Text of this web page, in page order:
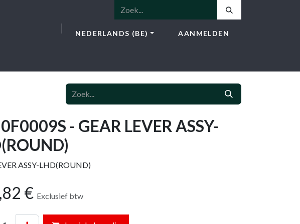
NEDERLANDS (BE) AANMELDEN
- GEAR LEVER ASSY-
ASSY-LHD(ROUND)
€ Exclusief btw